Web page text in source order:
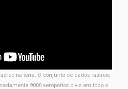
na terra. O conjunto de dados rastreia
9000 aeroportos civis em todo o